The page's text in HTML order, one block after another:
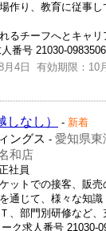
作り、教育に従事し
るチーフへとキャリ
番号 21030-
月4日 有効期限：10
なし） - 新着
ングス - 愛知県東
和店
社員
ットでの接客、販
通じて、様々な知
、部門別研修など、
ク求人番号 21030-